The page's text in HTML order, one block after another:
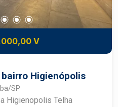
V
Higienópolis
SP